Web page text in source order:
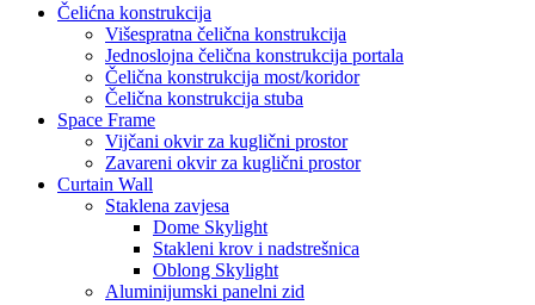
Čelićna konstrukcija
Višespratna čelična konstrukcija
Jednoslojna čelična konstrukcija portala
Čelična konstrukcija most/koridor
Čelična konstrukcija stuba
Space Frame
Vijčani okvir za kuglični prostor
Zavareni okvir za kuglični prostor
Curtain Wall
Staklena zavjesa
Dome Skylight
Stakleni krov i nadstrešnica
Oblong Skylight
Aluminijumski panelni zid